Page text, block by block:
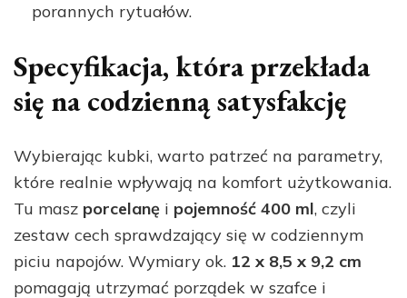
porannych rytuałów.
Specyfikacja, która przekłada
się na codzienną satysfakcję
Wybierając kubki, warto patrzeć na parametry,
które realnie wpływają na komfort użytkowania.
Tu masz porcelanę i pojemność 400 ml, czyli
zestaw cech sprawdzający się w codziennym
piciu napojów. Wymiary ok. 12 x 8,5 x 9,2 cm
pomagają utrzymać porządek w szafce i